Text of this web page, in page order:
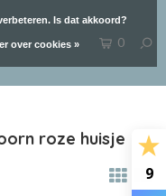
9
0
roze huisje
Is dat akkoord?
over cookies »